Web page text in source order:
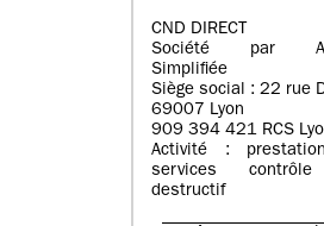
CND DIRECT
Société par
Simplifiée
Siège social : 22 rue
69007 Lyon
909 394 421 RCS
Activité :
services
destructif